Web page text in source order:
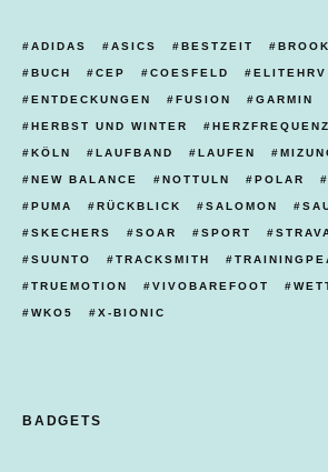
ADIDAS ASICS BESTZEIT
BUCH CEP COESFELD ELITEHRV
ENTDECKUNGEN FUSION GARMIN
HERBST UND WINTER HERZFREQUENZ
KÖLN LAUFBAND LAUFEN
NEW BALANCE NOTTULN POLAR
PUMA RÜCKBLICK SALOMON
SKECHERS SOAR SPORT
SUUNTO TRACKSMITH
TRUEMOTION VIVOBAREFOOT
WKO5 X-BIONIC
BADGETS